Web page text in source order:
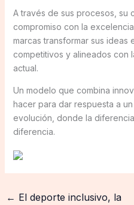
A través de sus procesos, su
compromiso con la
marcas transformar sus ideas
competitivos y alineados con
actual.
Un modelo que combina
hacer para dar respuesta a
evolución, donde la
diferencia.
← El deporte inclusivo, la